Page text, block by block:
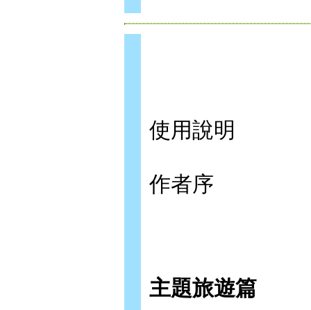
使用說明
作者序
主題旅遊篇